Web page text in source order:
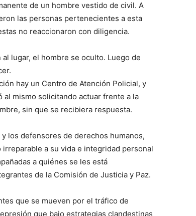
de un hombre vestido de civil. A
las personas pertenecientes a esta
no reaccionaron con diligencia.
lugar, el hombre se oculto. Luego de
hay un Centro de Atención Policial, y
mismo solicitando actuar frente a la
sin que se recibiera respuesta.
los defensores de derechos humanos,
a su vida e integridad personal
a quiénes se les está
de la Comisión de Justicia y Paz.
que se mueven por el tráfico de
que bajo estrategias clandestinas